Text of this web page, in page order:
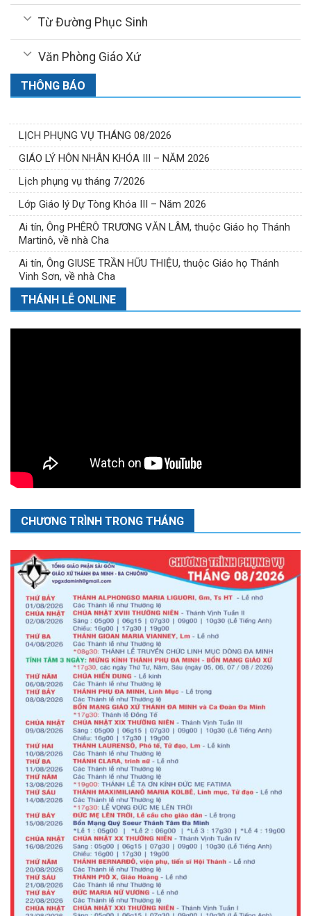
Từ Đường Phục Sinh
Văn Phòng Giáo Xứ
THÔNG BÁO
LỊCH PHỤNG VỤ THÁNG 08/2026
GIÁO LÝ HÔN NHÂN KHÓA III – NĂM 2026
Lịch phụng vụ tháng 7/2026
Lớp Giáo lý Dự Tòng Khóa III – Năm 2026
Ai tín, Ông PHÊRÔ TRƯƠNG VĂN LÂM, thuộc Giáo họ Thánh
Martinô, về nhà Cha
Ai tín, Ông GIUSE TRẦN HỮU THIỆU, thuộc Giáo họ Thánh
Vinh Sơn, về nhà Cha
THÁNH LỄ ONLINE
CHƯƠNG TRÌNH TRONG THÁNG